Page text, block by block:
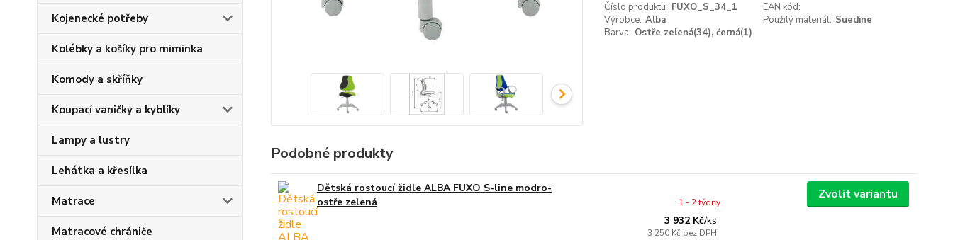
Kojenecké potřeby
Kolébky a košíky pro miminka
Komody a skříňky
Koupací vaničky a kyblíky
Lampy a lustry
Lehátka a křesílka
Matrace
Matracové chrániče
Číslo produktu: FUXO_S_34_1
EAN kód:
Výrobce: Alba Použitý materiál: Suedine
Barva: Ostře zelená(34), černá(1)
Podobné produkty
Dětská rostoucí židle ALBA FUXO S-line modro-
ostře zelená
3 932 Kč/ks
3 250 Kč bez DPH
1 - 2 týdny
Zvolit variantu